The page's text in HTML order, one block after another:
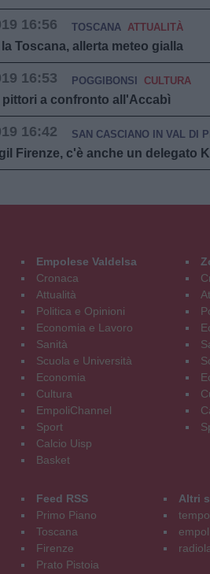
16:56 TOSCANA ATTUALITÀ
Toscana, allerta meteo gialla
16:53 POGGIBONSI CULTURA
pittori a confronto all'Accabì
16:42 SAN CASCIANO IN VAL DI
Firenze, c'è anche un delegato
Empolese Valdelsa
Cronaca
Attualità
Politica e Opinioni
Economia e Lavoro
Sanità
Scuola e Università
Economia
Cultura
EmpoliChannel
Sport
Calcio Uisp
Basket
Feed RSS
Primo Piano
Toscana
Firenze
Prato Pistoia
Altri